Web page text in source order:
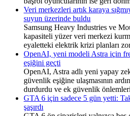
Veri merkezleri artık karaya
suyun üzerinde buldu
Samsung Heavy Industries ve
kapasiteli yüzer veri merkezi
eyaletteki elektrik krizi planları
OpenAI, yeni modeli Astra için
eşiğini geçti
OpenAI, Astra adlı yeni yapay
güvenlik eşiğine ulaşmasının
durdurdu ve ek güvenlik önlemleri
GTA 6 için sadece 5 gün yetti:
şaşırdı